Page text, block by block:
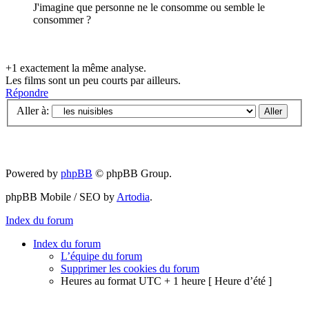
J'imagine que personne ne le consomme ou semble le
consommer ?
+1 exactement la même analyse.
Les films sont un peu courts par ailleurs.
Répondre
Aller à:
Powered by phpBB © phpBB Group.
phpBB Mobile / SEO by Artodia.
Index du forum
Index du forum
L’équipe du forum
Supprimer les cookies du forum
Heures au format UTC + 1 heure [ Heure d’été ]